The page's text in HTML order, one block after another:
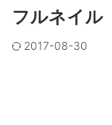
フルネイル
2017-08-30